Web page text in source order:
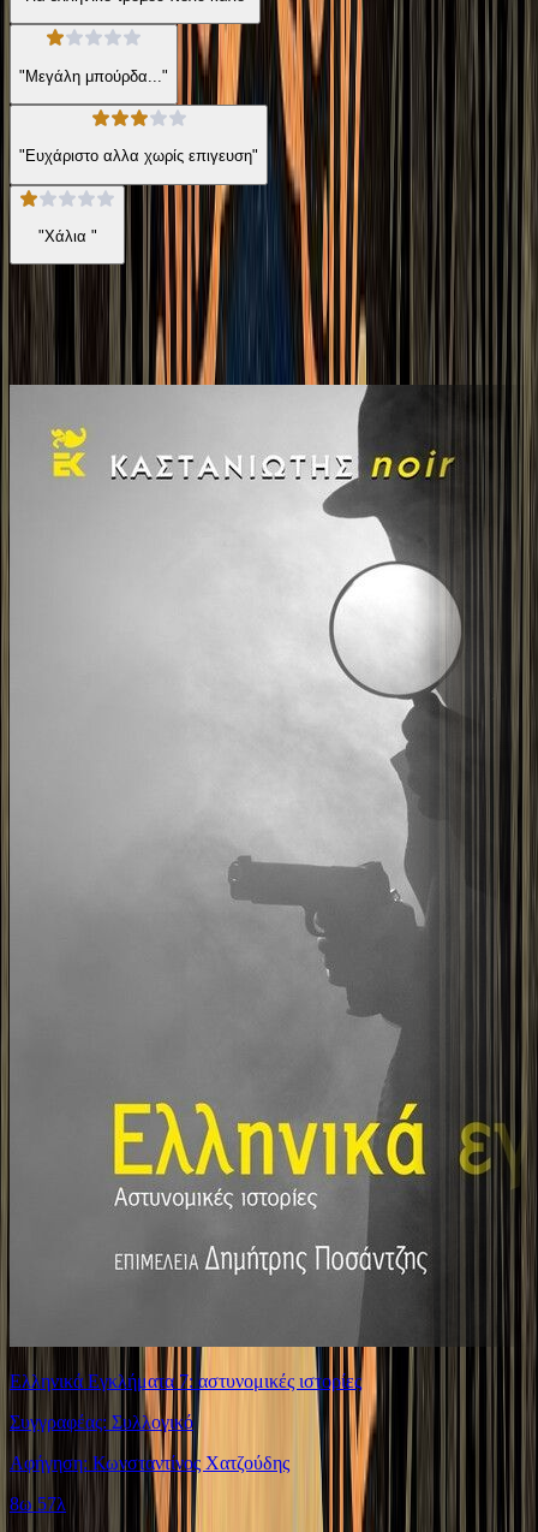
"Μεγάλη μπούρδα..."
"Ευχάριστο αλλα χωρίς επιγευση"
"Χάλια "
Ίδιος Αφηγητής
Ελληνικά Εγκλήματα 7: αστυνομικές ιστορίες
Συγγραφέας: Συλλογικό
Αφήγηση: Κωνσταντίνος Χατζούδης
8ω 57λ